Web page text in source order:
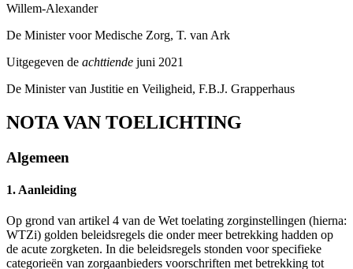
Willem-Alexander
De Minister voor Medische Zorg, T. van Ark
Uitgegeven de achttiende juni 2021
De Minister van Justitie en Veiligheid, F.B.J. Grapperhaus
NOTA VAN TOELICHTING
Algemeen
1. Aanleiding
Op grond van artikel 4 van de Wet toelating zorginstellingen (hierna:
WTZi) golden beleidsregels die onder meer betrekking hadden op
de acute zorgketen. In die beleidsregels stonden voor specifieke
categorieën van zorgaanbieders voorschriften met betrekking tot